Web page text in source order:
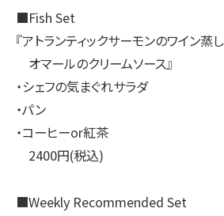
■Fish Set
『アトランティックサーモンのワイン蒸し
オマールのクリームソース』
・シェフの気まぐれサラダ
・パン
・コーヒーor紅茶
2400円(税込)
■Weekly Recommended Set